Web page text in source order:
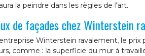
la peindre dans les règles de l’art.
de façades chez Winterstein
Winterstein ravalement, le prix
comme : la superficie du mur à